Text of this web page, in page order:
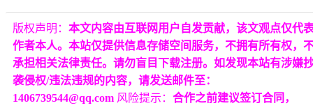
版权声明： 本文内容由互联网用户自发贡献，该文观点仅代
作者本人。本站仅提供信息存储空间服务，不拥有所有权，
承担相关法律责任。请勿盲目下载注册。如发现本站有涉嫌
袭侵权/违法违规的内容，请发送邮件至：
1406739544@qq.com 风险提示： 合作之前建议签订合同，